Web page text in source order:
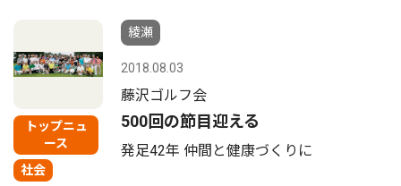
トップニュ
ース
社会
綾瀬
2018.08.03
藤沢ゴルフ会
500回の節目迎える
発足42年 仲間と健康づくりに